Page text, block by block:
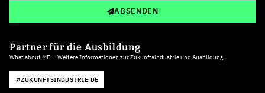
ABSENDEN
Partner für die Ausbildung
What about ME — Weitere Informationen zur Zukunftsindustrie und Ausbildung
ZUKUNFTSINDUSTRIE.DE